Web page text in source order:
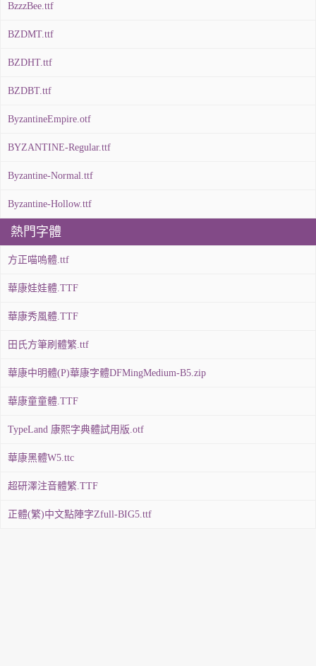
BzzzBee.ttf
BZDMT.ttf
BZDHT.ttf
BZDBT.ttf
ByzantineEmpire.otf
BYZANTINE-Regular.ttf
Byzantine-Normal.ttf
Byzantine-Hollow.ttf
熱門字體
方正喵嗚體.ttf
華康娃娃體.TTF
華康秀風體.TTF
田氏方筆刷體繁.ttf
華康中明體(P)華康字體DFMingMedium-B5.zip
華康童童體.TTF
TypeLand 康熙字典體試用版.otf
華康黑體W5.ttc
超研澤注音體繁.TTF
正體(繁)中文點陣字Zfull-BIG5.ttf